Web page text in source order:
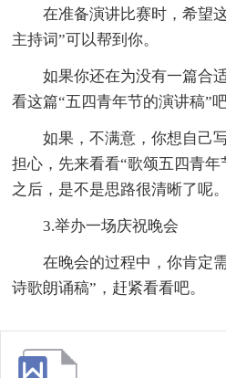
在准备演讲比赛时，希望
主持词”可以帮到你。
如果你还在为没有一篇合
看这篇“五四青年节的演讲稿”吧
如果，不满意，你想自己
担心，先来看看“歌颂五四青
之后，是不是思路很清晰了呢。
3.举办一场庆祝晚会
在晚会的过程中，你肯定
诗歌朗诵稿”，赶紧看看吧。